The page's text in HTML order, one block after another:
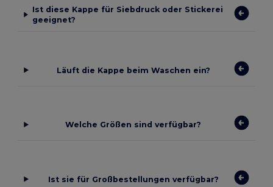
Ist diese Kappe für Siebdruck oder Stickerei
geeignet?
Läuft die Kappe beim Waschen ein?
Welche Größen sind verfügbar?
Ist sie für Großbestellungen verfügbar?